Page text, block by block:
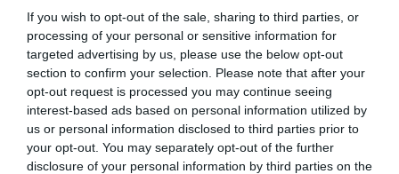
If you wish to opt-out of the sale, sharing to third parties, or
processing of your personal or sensitive information for
targeted advertising by us, please use the below opt-out
section to confirm your selection. Please note that after your
opt-out request is processed you may continue seeing
interest-based ads based on personal information utilized by
us or personal information disclosed to third parties prior to
your opt-out. You may separately opt-out of the further
disclosure of your personal information by third parties on the
Si il y’a des lignes qui sont déficitaires il
faut s’attaquer au réel problème …. et non
pas faire marche arrière devant le SNPL …
RÉPONDRE
FlySSCa commenté :
2 juin 2017 - 9 h